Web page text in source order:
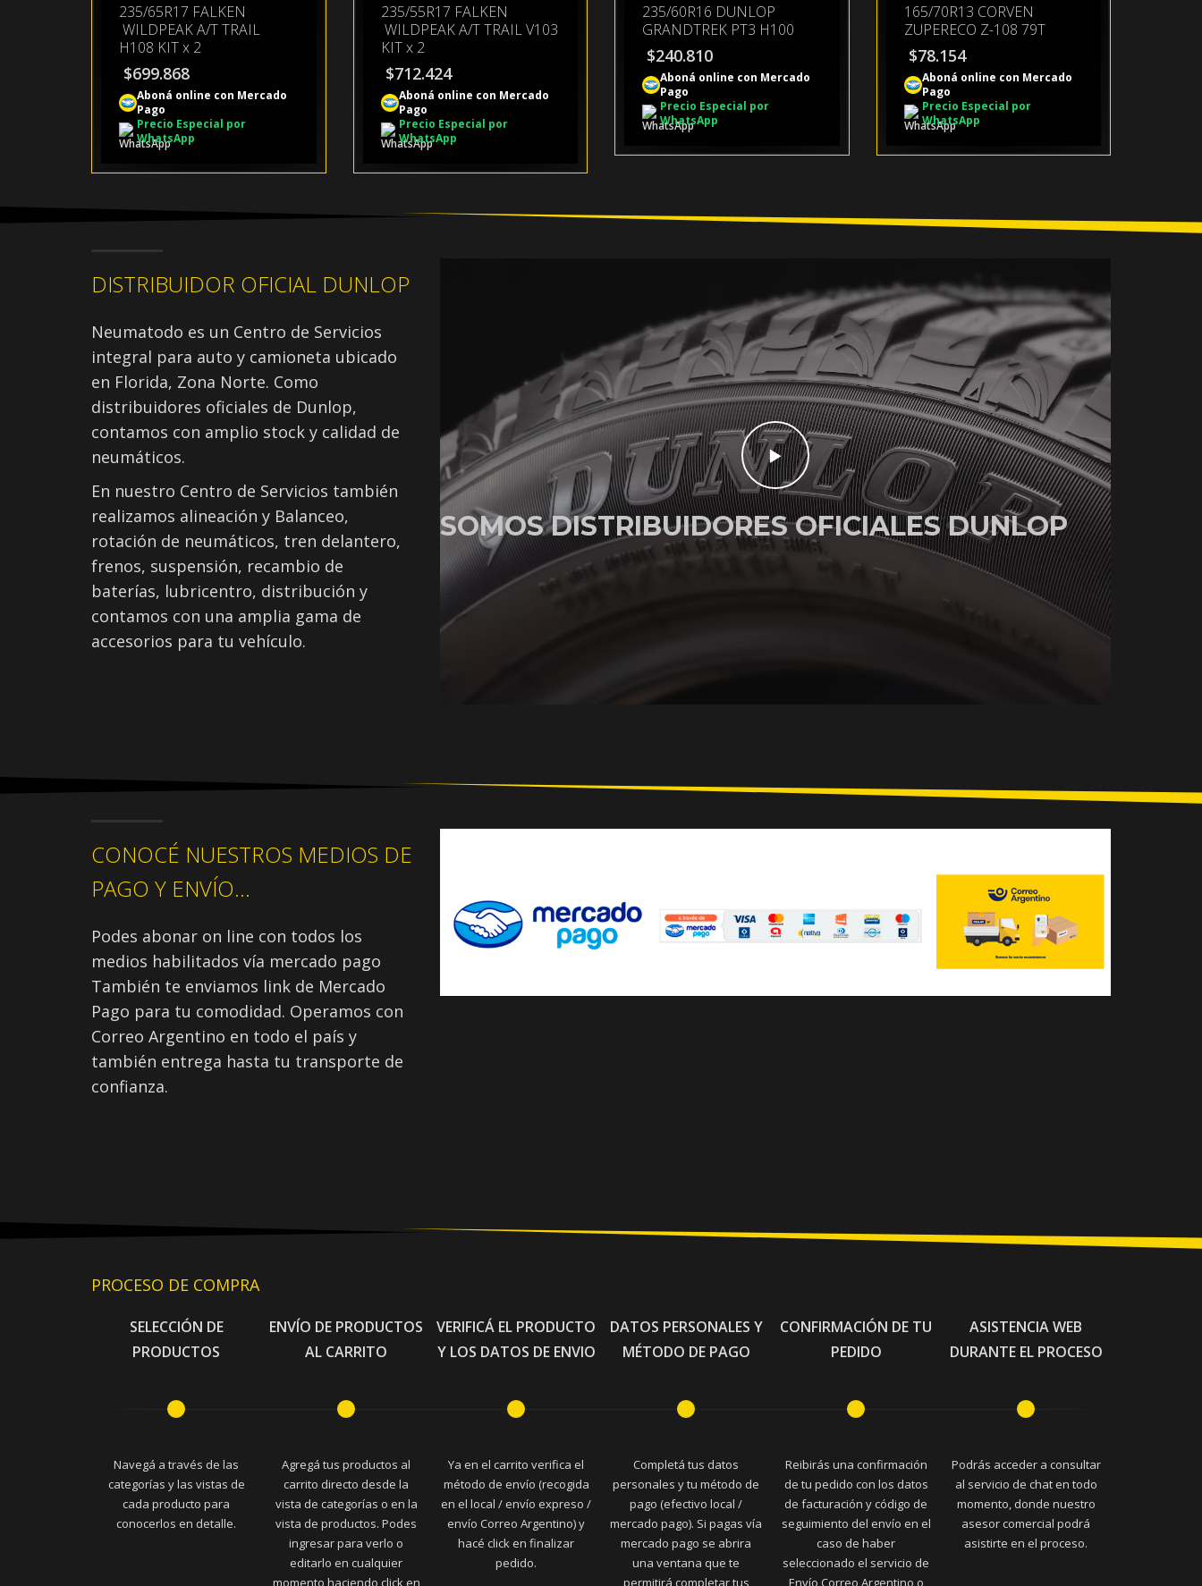
235/65R17 FALKEN
WILDPEAK A/T TRAIL
H108 KIT x 2
$699.868
Aboná online con Mercado
Pago
Precio Especial por
WhatsApp
235/55R17 FALKEN
WILDPEAK A/T TRAIL V103
KIT x 2
$712.424
Aboná online con Mercado
Pago
Precio Especial por
WhatsApp
235/60R16 DUNLOP
GRANDTREK PT3 H100
$240.810
Aboná online con Mercado
Pago
Precio Especial por
WhatsApp
165/70R13 CORVEN
ZUPERECO Z-108 79T
$78.154
Aboná online con Mercado
Pago
Precio Especial por
WhatsApp
DISTRIBUIDOR OFICIAL DUNLOP
Neumatodo es un Centro de Servicios
integral para auto y camioneta ubicado
en Florida, Zona Norte. Como
distribuidores oficiales de Dunlop,
contamos con amplio stock y calidad de
neumáticos.
En nuestro Centro de Servicios también
realizamos alineación y Balanceo,
rotación de neumáticos, tren delantero,
frenos, suspensión, recambio de
baterías, lubricentro, distribución y
contamos con una amplia gama de
accesorios para tu vehículo.
SOMOS DISTRIBUIDORES OFICIALES DUNLOP
CONOCÉ NUESTROS MEDIOS DE
PAGO Y ENVÍO...
Podes abonar on line con todos los
medios habilitados vía mercado pago
También te enviamos link de Mercado
Pago para tu comodidad. Operamos con
Correo Argentino en todo el país y
también entrega hasta tu transporte de
confianza.
PROCESO DE COMPRA
SELECCIÓN DE
PRODUCTOS
Navegá a través de las
categorías y las vistas de
cada producto para
conocerlos en detalle.
ENVÍO DE PRODUCTOS
AL CARRITO
Agregá tus productos al
carrito directo desde la
vista de categorías o en la
vista de productos. Podes
ingresar para verlo o
editarlo en cualquier
momento haciendo click en
VERIFICÁ EL PRODUCTO
Y LOS DATOS DE ENVIO
Ya en el carrito verifica el
método de envío (recogida
en el local / envío expreso /
envío Correo Argentino) y
hacé click en finalizar
pedido.
DATOS PERSONALES Y
MÉTODO DE PAGO
Completá tus datos
personales y tu método de
pago (efectivo local /
mercado pago). Si pagas vía
mercado pago se abrira
una ventana que te
permitirá completar tus
CONFIRMACIÓN DE TU
PEDIDO
Reibirás una confirmación
de tu pedido con los datos
de facturación y código de
seguimiento del envío en el
caso de haber
seleccionado el servicio de
Envío Correo Argentino o
ASISTENCIA WEB
DURANTE EL PROCESO
Podrás acceder a consultar
al servicio de chat en todo
momento, donde nuestro
asesor comercial podrá
asistirte en el proceso.